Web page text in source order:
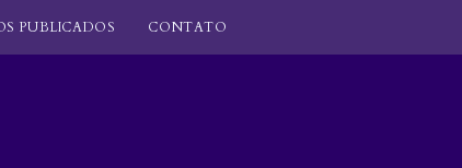
PUBLICADOS CONTATO